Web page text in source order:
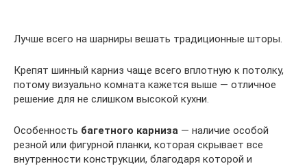
Лучше всего на шарниры вешать традиционные шторы.
Крепят шинный карниз чаще всего вплотную к потолку,
потому визуально комната кажется выше — отличное
решение для не слишком высокой кухни.
Особенность багетного карниза — наличие особой
резной или фигурной планки, которая скрывает все
внутренности конструкции, благодаря которой и